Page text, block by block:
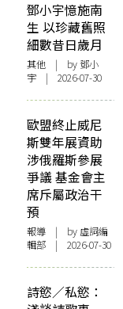
鄧小宇憶施南
生 以珍藏舊照
細數昔日歲月
其他 | by 鄧小
宇 | 2026-07-30
歐盟終止威尼
斯雙年展資助
涉俄羅斯參展
爭議 基金會主
席斥屬政治干
預
報導 | by 虛詞編
輯部 | 2026-07-30
詩慾／私慾：